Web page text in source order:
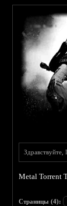
Здравствуйте,
Metal Torrent
Страницы (4):